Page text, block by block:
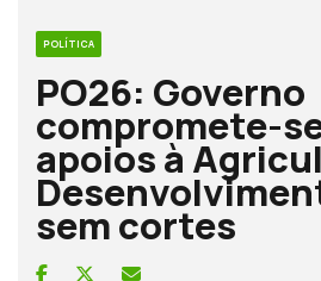
POLÍTICA
PO26: Governo
compromete-
apoios à
sem cortes